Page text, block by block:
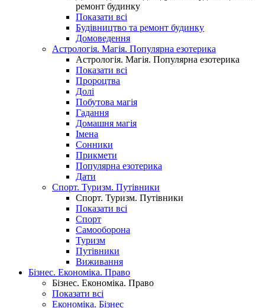
ремонт будинку
Показати всі
Будівництво та ремонт будинку
Домоведення
Астрологія. Магія. Популярна езотерика
Астрологія. Магія. Популярна езотерика
Показати всі
Пророцтва
Долі
Побутова магія
Гадання
Домашня магія
Імена
Сонники
Прикмети
Популярна езотерика
Дати
Спорт. Туризм. Путівники
Спорт. Туризм. Путівники
Показати всі
Спорт
Самооборона
Туризм
Путівники
Виживання
Бізнес. Економіка. Право
Бізнес. Економіка. Право
Показати всі
Економіка. Бізнес